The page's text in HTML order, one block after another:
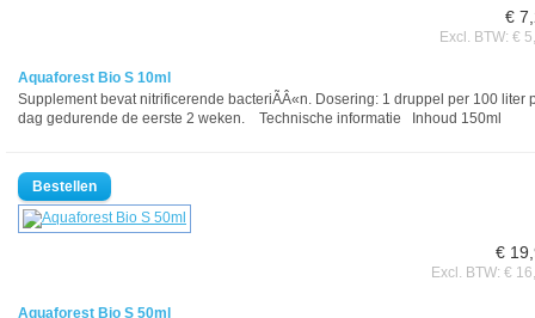
€
Excl. BTW: €
Aquaforest Bio S 10ml
Supplement bevat nitrificerende bacteriÃÂ«n. Dosering: 1 druppel per 100 liter
dag gedurende de eerste 2 weken. Technische informatie Inhoud 150ml
€
Excl. BTW: €
Aquaforest Bio S 50ml